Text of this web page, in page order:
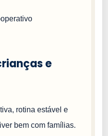
e
rotina estável e
bem com famílias.